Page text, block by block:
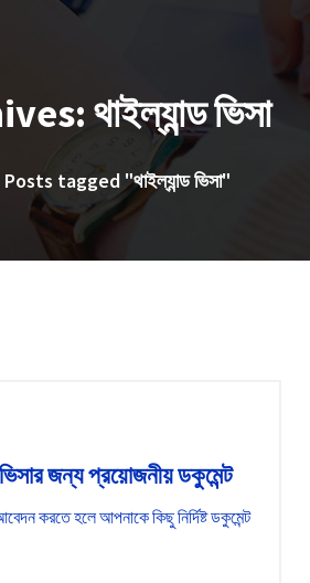
থাইল্যান্ড ভিসা
Posts tagged "থাইল্যান্ড ভিসা"
জন্য প্রয়োজনীয় ডকুমেন্ট
করতে হলে আপনাকে কিছু নির্দিষ্ট ডকুমেন্ট